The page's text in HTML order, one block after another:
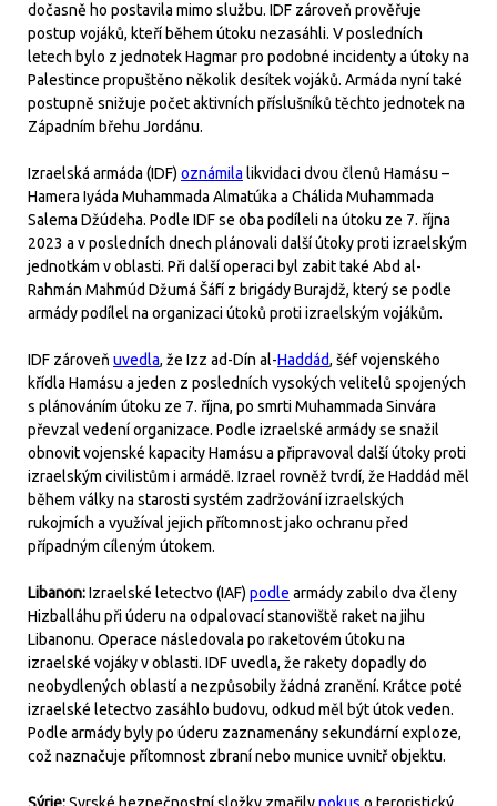
dočasně ho postavila mimo službu. IDF zároveň prověřuje
postup vojáků, kteří během útoku nezasáhli. V posledních
letech bylo z jednotek Hagmar pro podobné incidenty a útoky na
Palestince propuštěno několik desítek vojáků. Armáda nyní také
postupně snižuje počet aktivních příslušníků těchto jednotek na
Západním břehu Jordánu.
Izraelská armáda (IDF) oznámila likvidaci dvou členů Hamásu –
Hamera Iyáda Muhammada Almatúka a Chálida Muhammada
Salema Džúdeha. Podle IDF se oba podíleli na útoku ze 7. října
2023 a v posledních dnech plánovali další útoky proti izraelským
jednotkám v oblasti. Při další operaci byl zabit také Abd al-
Rahmán Mahmúd Džumá Šáfí z brigády Burajdž, který se podle
armády podílel na organizaci útoků proti izraelským vojákům.
IDF zároveň uvedla, že Izz ad-Dín al-Haddád, šéf vojenského
křídla Hamásu a jeden z posledních vysokých velitelů spojených
s plánováním útoku ze 7. října, po smrti Muhammada Sinvára
převzal vedení organizace. Podle izraelské armády se snažil
obnovit vojenské kapacity Hamásu a připravoval další útoky proti
izraelským civilistům i armádě. Izrael rovněž tvrdí, že Haddád měl
během války na starosti systém zadržování izraelských
rukojmích a využíval jejich přítomnost jako ochranu před
případným cíleným útokem.
Libanon:Izraelské letectvo (IAF) podle armády zabilo dva členy
Hizballáhu při úderu na odpalovací stanoviště raket na jihu
Libanonu. Operace následovala po raketovém útoku na
izraelské vojáky v oblasti. IDF uvedla, že rakety dopadly do
neobydlených oblastí a nezpůsobily žádná zranění. Krátce poté
izraelské letectvo zasáhlo budovu, odkud měl být útok veden.
Podle armády byly po úderu zaznamenány sekundární exploze,
což naznačuje přítomnost zbraní nebo munice uvnitř objektu.